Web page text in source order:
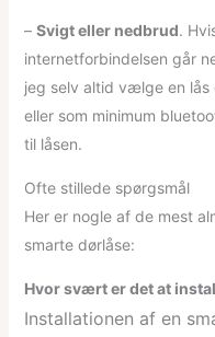
– Svigt eller nedbrud.
internetforbindelsen går
jeg selv altid vælge en lås
eller som minimum
til låsen.
Ofte stillede spørgsmål
Her er nogle af de mest
smarte dørlåse:
Hvor svært er det at
Installationen af en